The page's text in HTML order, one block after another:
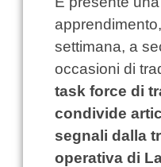
settimana, a
occasioni di
task force di
condivide
segnali dalla
operativa di